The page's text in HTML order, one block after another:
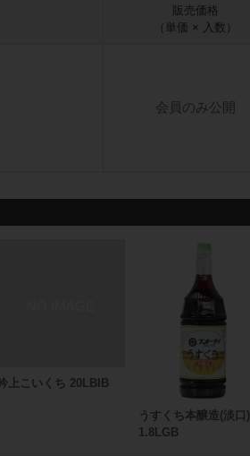
販売価格
（単価 × 入数）
会員のみ公開
吟上こいくち 20LBIB
うすくち本醸造(淡口)
1.8LGB